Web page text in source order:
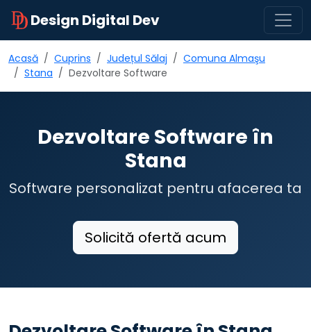
Design Digital Dev
Acasă Cuprins Județul Sălaj
Comuna Almaşu
Stana
Dezvoltare Software
Dezvoltare Software în
Stana
Software personalizat pentru afacerea ta
Solicită ofertă acum